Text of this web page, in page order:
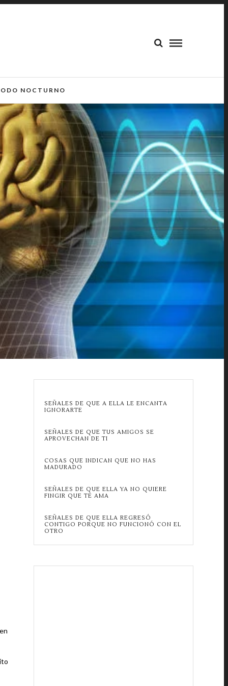
NOCTURNO
SEÑALES DE QUE A ELLA LE ENCANTA
IGNORARTE
SEÑALES DE QUE TUS AMIGOS SE
APROVECHAN DE TI
COSAS QUE INDICAN QUE NO HAS
MADURADO
SEÑALES DE QUE ELLA YA NO QUIERE
FINGIR QUE TE AMA
SEÑALES DE QUE ELLA REGRESÓ
CONTIGO PORQUE NO FUNCIONÓ CON EL
OTRO